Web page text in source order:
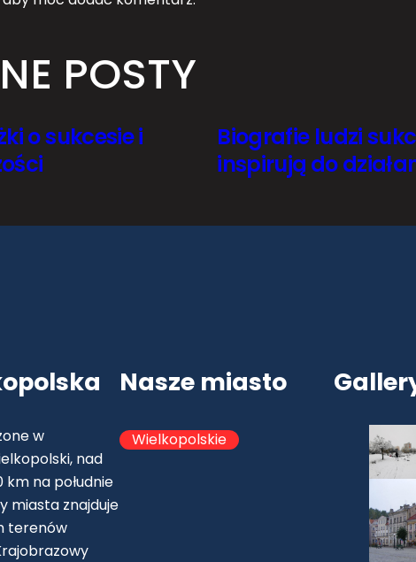
POSTY
o sukcesie i
Biografie ludzi
inspirują do
w
nad
km na południe
miasta znajduje
terenów
Nasze miasto
Wielkopolskie